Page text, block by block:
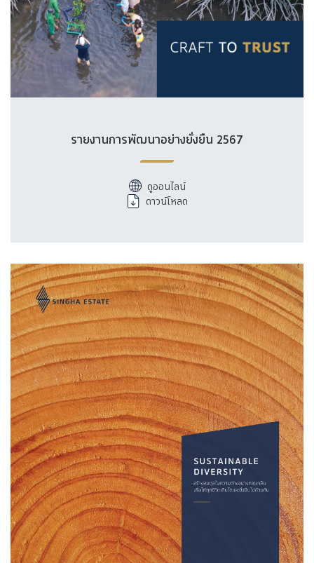
รายงานการพัฒนาอย่างยั่งยืน 2567
ดูออนไลน์
ดาวน์โหลด